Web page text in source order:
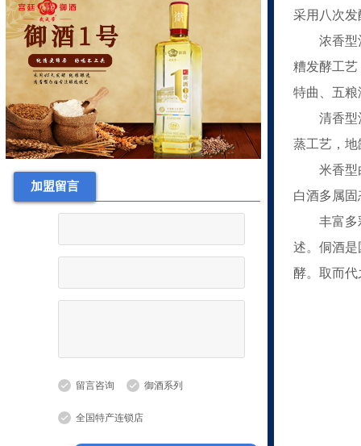
武成帝御酒系列
新品上市
白酒行业动态
山西武成帝集团股份有限公司
武成帝酒酿造工艺
酒文化
白酒常见知识
武成帝御酒系列
新品上市
白酒行业动态
武成帝酒酿造工艺
采用八次发
浓香型
糟发酵工
特曲、五
清香型
蒸工艺，
米香型
白酒多属
丰富多
述。侗酒
酵。取而
加盟留言
留言咨询 御酒系列
全国特产连锁店